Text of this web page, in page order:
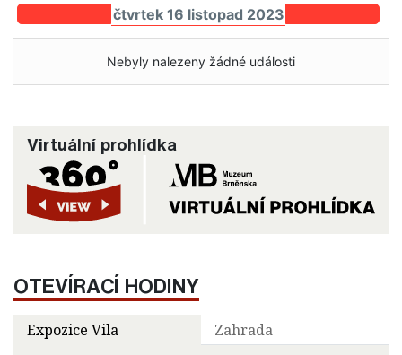
čtvrtek 16 listopad 2023
Nebyly nalezeny žádné události
Virtuální prohlídka
OTEVÍRACÍ HODINY
Expozice Vila Zahrada